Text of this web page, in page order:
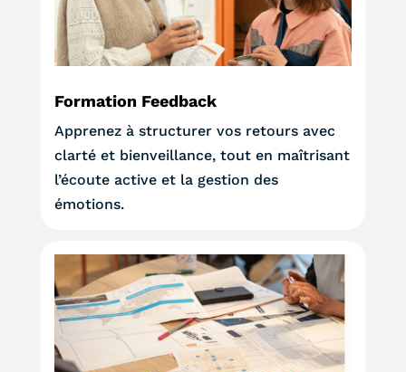
Formation Feedback
Apprenez à structurer vos retours avec
clarté et bienveillance, tout en maîtrisant
l’écoute active et la gestion des
émotions.